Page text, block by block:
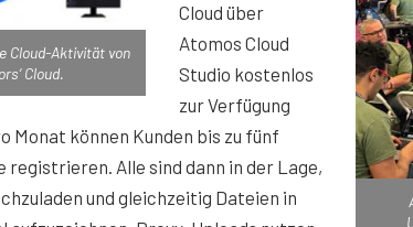
Cloud-Aktivität von
Cloud.
Cloud über
Atomos Cloud
Studio kostenlos
zur Verfügung
Monat können Kunden bis zu fünf
Alle sind dann in der Lage,
und gleichzeitig Dateien in